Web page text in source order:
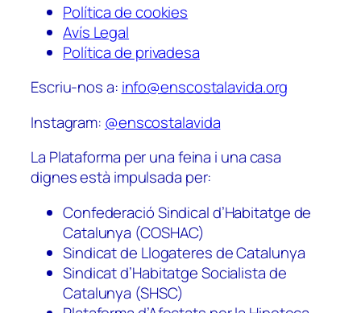
Política de cookies
Avís Legal
Política de privadesa
Escriu-nos a: info@enscostalavida.org
Instagram: @enscostalavida
La Plataforma per una feina i una casa
dignes està impulsada per:
Confederació Sindical d’Habitatge de
Catalunya (COSHAC)
Sindicat de Llogateres de Catalunya
Sindicat d’Habitatge Socialista de
Catalunya (SHSC)